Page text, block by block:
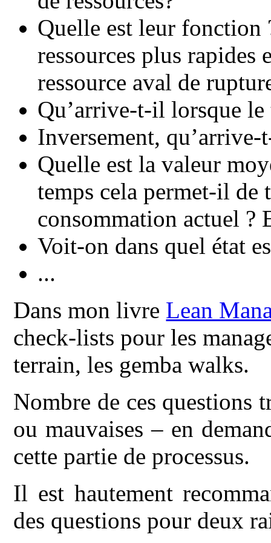
Quelle est leur fonction
ressources plus rapides
ressource aval de
Qu’arrive-t-il lorsque le
Inversement,
Quelle est la valeur
temps cela permet-il de
consommation actuel ?
Voit-on dans quel état
...
Dans mon livre Lean
check-lists pour les
terrain, les gemba walks.
Nombre de ces questions
ou mauvaises – en
cette partie de processus.
Il est hautement
des questions pour deux